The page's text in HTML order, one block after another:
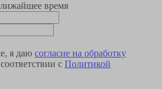
время
я даю согласие на обработку
с Политикой